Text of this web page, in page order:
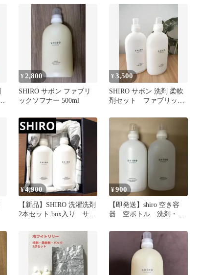
¥ 2,800
SHIRO サボン ファブリ
ックソフナー 500ml
¥3,500
SHIRO サボン 洗剤 柔軟
剤セット ファブリック
キッド
¥4,900
【新品】SHIRO 洗濯洗剤
2本セット box入り サボ
¥900
【即発送】shiro 空き容
器 空ボトル 洗剤・柔